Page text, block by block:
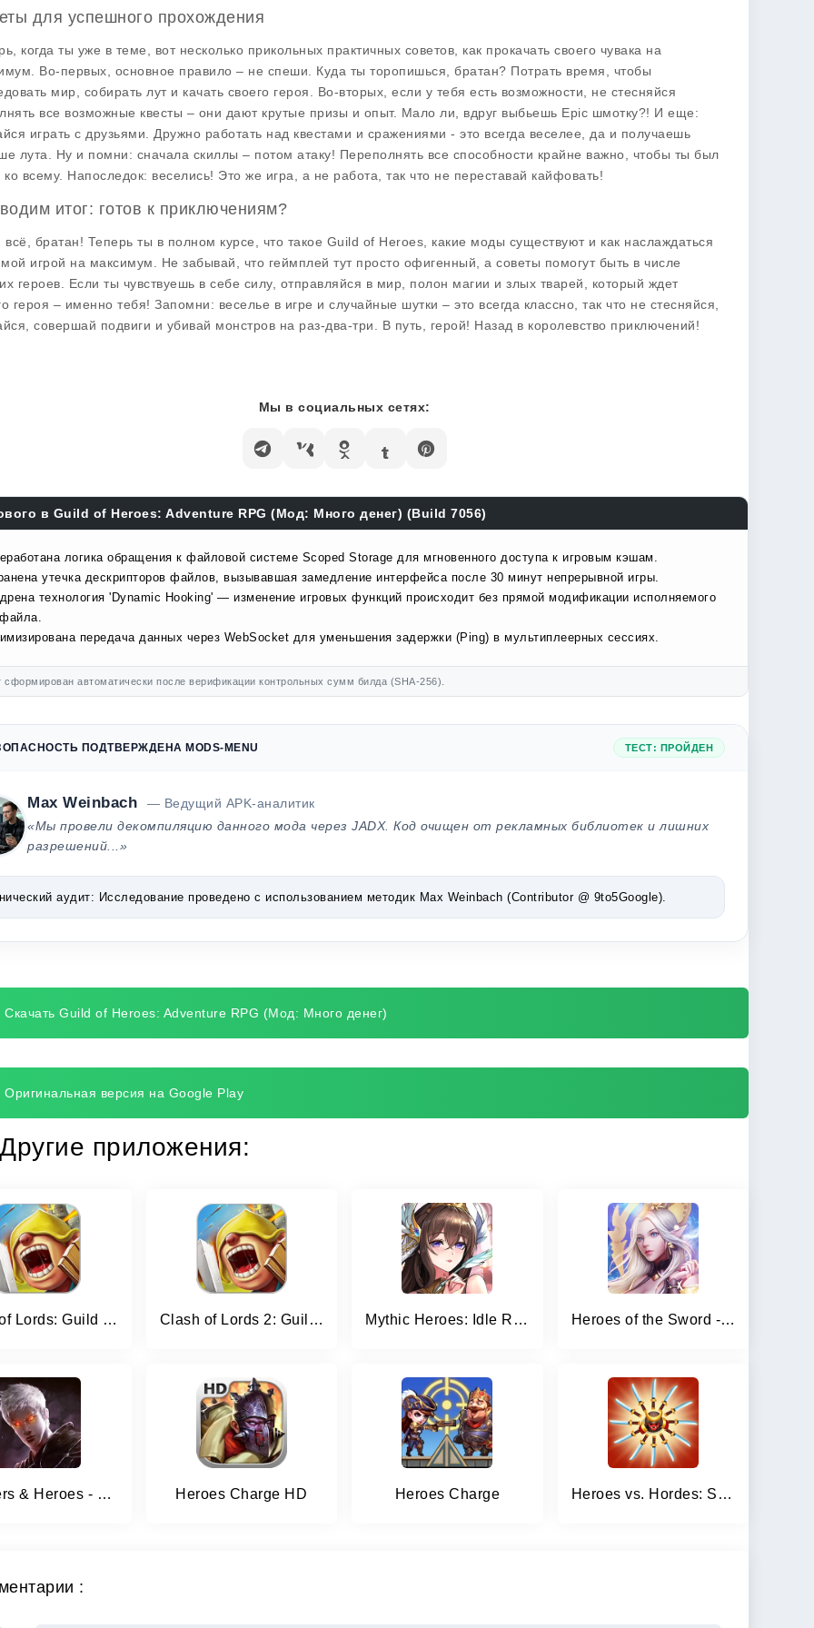
для успешного прохождения
когда ты уже в теме, вот несколько прикольных практичных советов , как прокачать своего чувака на
Во-первых, основное правило – не спеши. Куда ты торопишься, братан? Потрать время, чтобы
мир, собирать лут и качать своего героя. Во-вторых, если у тебя есть возможности, не стесняйся
все возможные квесты – они дают крутые призы и опыт. Мало ли, вдруг выбьешь Epic шмотку?! И еще:
играть с друзьями. Дружно работать над квестами и сражениями - это всегда веселее, да и получаешь
лута. Ну и помни: сначала скиллы – потом атаку! Переполнять все способности крайне важно, чтобы ты был
ко всему. Напоследок: веселись! Это же игра, а не работа, так что не переставай кайфовать!
итог: готов к приключениям?
всё, братан! Теперь ты в полном курсе, что такое Guild of Heroes , какие моды существуют и как наслаждаться
игрой на максимум. Не забывай, что геймплей тут просто офигенный, а советы помогут быть в числе
героев. Если ты чувствуешь в себе силу, отправляйся в мир, полон магии и злых тварей, который ждет
героя – именно тебя! Запомни: веселье в игре и случайные шутки – это всегда классно, так что не стесняйся,
совершай подвиги и убивай монстров на раз-два-три. В путь, герой! Назад в королевство приключений!
Мы в социальных сетях:
в Guild of Heroes: Adventure RPG (Мод: Много денег) (Build 7056)
логика обращения к файловой системе Scoped Storage для мгновенного доступа к игровым кэшам.
утечка дескрипторов файлов, вызывавшая замедление интерфейса после 30 минут непрерывной игры.
технология 'Dynamic Hooking' — изменение игровых функций происходит без прямой модификации исполняемого
передача данных через WebSocket для уменьшения задержки (Ping) в мультиплеерных сессиях.
автоматически после верификации контрольных сумм билда (SHA-256).
ПОДТВЕРЖДЕНА MODS-MENU ТЕСТ: ПРОЙДЕН
Max Weinbach
— Ведущий APK-аналитик
«Мы провели декомпиляцию данного мода через JADX. Код очищен от рекламных библиотек и лишних
разрешений...»
аудит: Исследование проведено с использованием методик Max Weinbach (Contributor @ 9to5Google).
Скачать Guild of Heroes: Adventure RPG (Мод: Много денег)
Оригинальная версия на Google Play
Другие приложения:
Clash of Lords: Guild Castle Clash of Lords 2: Guild Castle Mythic Heroes: Idle RPG Heroes of the Sword - MMORPG
Villagers & Heroes - MMO RPG Heroes Charge HD Heroes Charge Heroes vs. Hordes: Survivor
: